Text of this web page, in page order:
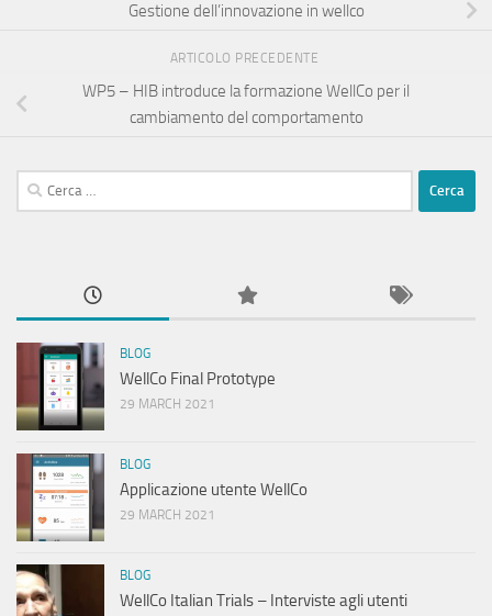
Gestione dell’innovazione in wellco
ARTICOLO PRECEDENTE
WP5 – HIB introduce la formazione WellCo per il
cambiamento del comportamento
Ricerca
per:
BLOG
WellCo Final Prototype
29 MARCH 2021
BLOG
Applicazione utente WellCo
29 MARCH 2021
BLOG
WellCo Italian Trials – Interviste agli utenti